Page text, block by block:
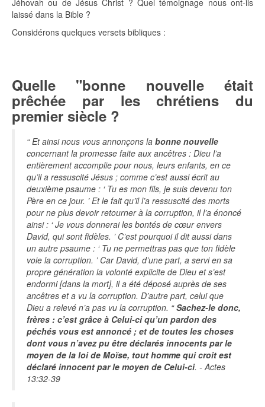
laissé dans la Bible ?
Considérons quelques versets bibliques :
Quelle "bonne nouvelle était
prêchée par les chrétiens du
premier siècle ?
“ Et ainsi nous vous annonçons la bonne nouvelle
concernant la promesse faite aux ancêtres : Dieu l’a
entièrement accomplie pour nous, leurs enfants, en ce
qu’il a ressuscité Jésus ; comme c’est aussi écrit au
deuxième psaume : ‘ Tu es mon fils, je suis devenu ton
Père en ce jour. ’ Et le fait qu’il l’a ressuscité des morts
pour ne plus devoir retourner à la corruption, il l’a énoncé
ainsi : ‘ Je vous donnerai les bontés de cœur envers
David, qui sont fidèles. ’ C’est pourquoi il dit aussi dans
un autre psaume : ‘ Tu ne permettras pas que ton fidèle
voie la corruption. ’ Car David, d’une part, a servi en sa
propre génération la volonté explicite de Dieu et s’est
endormi [dans la mort], il a été déposé auprès de ses
ancêtres et a vu la corruption. D’autre part, celui que
Dieu a relevé n’a pas vu la corruption. “Sachez-le donc,
frères : c’est grâce à Celui-ci qu’un pardon des
péchés vous est annoncé ; et de toutes les choses
dont vous n’avez pu être déclarés innocents par le
moyen de la loi de Moïse, tout homme qui croit est
déclaré innocent par le moyen de Celui-ci. - Actes
13:32-39